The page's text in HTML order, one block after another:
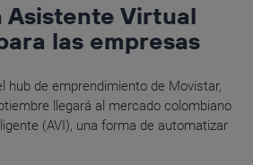
Asistente Virtual
las empresas
hub de emprendimiento de Movistar,
llegará al mercado colombiano
(AVI), una forma de automatizar